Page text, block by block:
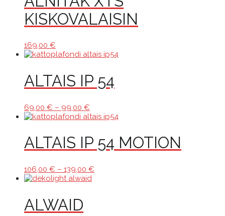
KISKOVALAISIN
169,00 €
ALTAIS IP 54
69,00 € – 99,00 €
69,00 €
ALTAIS IP 54 MOTION
106,00 € – 139,00 €
ALWAID